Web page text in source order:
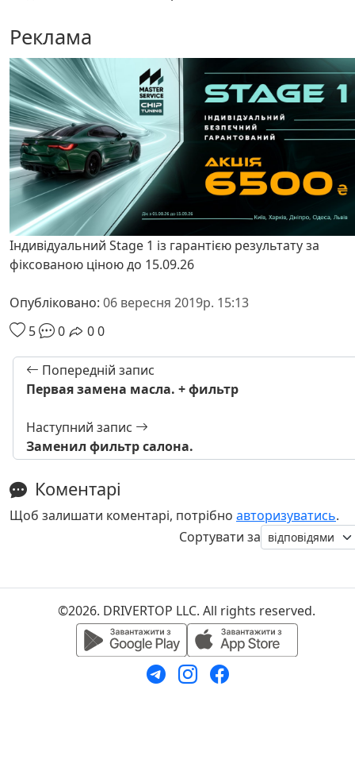
Реклама
Індивідуальний Stage 1 із гарантією результату за
фіксованою ціною до 15.09.26
Опубліковано: 06 вересня 2019р. 15:13
5
0 00
Попередній запис
Первая замена масла. + фильтр
Наступний запис
Заменил фильтр салона.
Коментарі
Щоб залишати коментарі, потрібно авторизуватись.
Сортувати за
©2026. DRIVERTOP LLC. All rights reserved.